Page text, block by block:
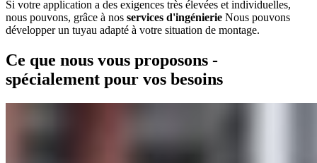
Si votre application a des exigences très élevées et individuelles,
nous pouvons, grâce à nos services d'ingénierie Nous pouvons
développer un tuyau adapté à votre situation de montage.
Ce que nous vous proposons -
spécialement pour vos besoins